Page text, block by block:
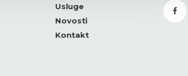
Usluge
Novosti
Kontakt